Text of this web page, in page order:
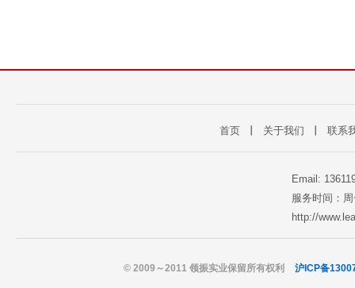
首页 关于我们 联系
Email:
服务时间：
http://
© 2009～2011 领振实业保留所有权利 沪ICP备